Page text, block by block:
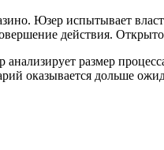
Юзер испытывает
действия.
размер
оказывается дольше